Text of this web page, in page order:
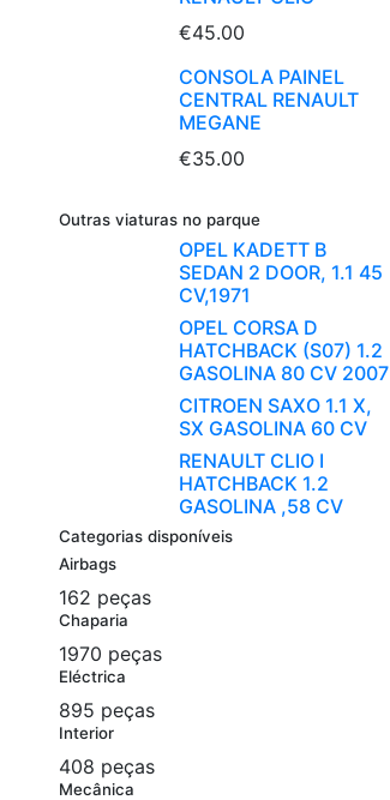
€45.00
CONSOLA PAINEL
CENTRAL RENAULT
MEGANE
€35.00
Outras viaturas no parque
OPEL KADETT B
SEDAN 2 DOOR, 1.1 45
CV,1971
OPEL CORSA D
HATCHBACK (S07) 1.2
GASOLINA 80 CV 2007
CITROEN SAXO 1.1 X,
SX GASOLINA 60 CV
RENAULT CLIO I
HATCHBACK 1.2
GASOLINA ,58 CV
Categorias disponíveis
Airbags
162 peças
Chaparia
1970 peças
Eléctrica
895 peças
Interior
408 peças
Mecânica